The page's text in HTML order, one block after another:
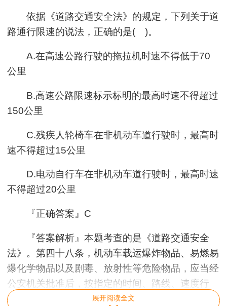
依据《道路交通安全法》的规定，下列关于道
路通行限速的说法，正确的是( )。
A.在高速公路行驶的拖拉机时速不得低于70
公里
B.高速公路限速标示标明的最高时速不得超过
150公里
C.残疾人轮椅车在非机动车道行驶时，最高时
速不得超过15公里
D.电动自行车在非机动车道行驶时，最高时速
不得超过20公里
『正确答案』C
『答案解析』本题考查的是《道路交通安全
法》。第四十八条，机动车载运爆炸物品、易燃易
爆化学物品以及剧毒、放射性等危险物品，应当经
公安机关批准后，按指定的时间、路线、速度行
驶，悬挂警示标志并采取必要的安全措施。第五十
展开阅读全文